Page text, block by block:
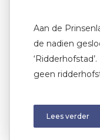
Aan de
de nadien
geen
Lees verder